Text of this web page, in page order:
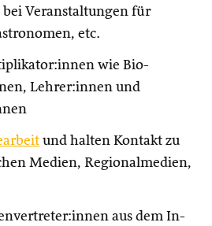
Veranstaltungen für
etc.
wie Bio-
Lehrer:innen und
und halten Kontakt zu
Medien, Regionalmedien,
aus dem In-